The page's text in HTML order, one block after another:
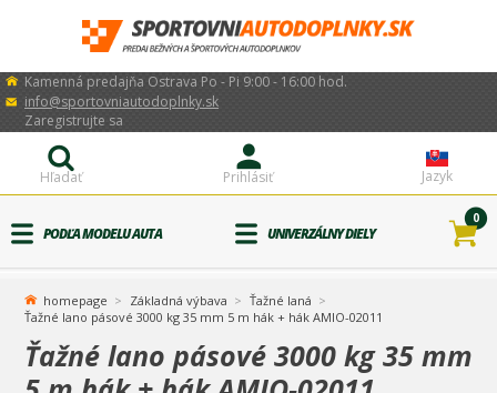
Kamenná predajňa Ostrava Po - Pi 9:00 - 16:00 hod.
info@sportovniautodoplnky.sk
Jazyk
Prihlásiť
Zaregistrujte sa
Hľadať
PODĽA MODELU AUTA UNIVERZÁLNY DIELY
0
homepage Základná výbava
Ťažné laná
Ťažné lano pásové 3000 kg 35 mm 5 m hák + hák AMIO-02011
Ťažné lano pásové 3000 kg 35 mm